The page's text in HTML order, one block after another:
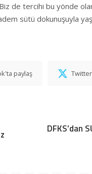
de tercihi bu yönde
sütü dokunuşuyla
paylaş
DFKS’dan